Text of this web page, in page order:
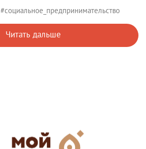
#социальное_предпринимательство
Читать дальше